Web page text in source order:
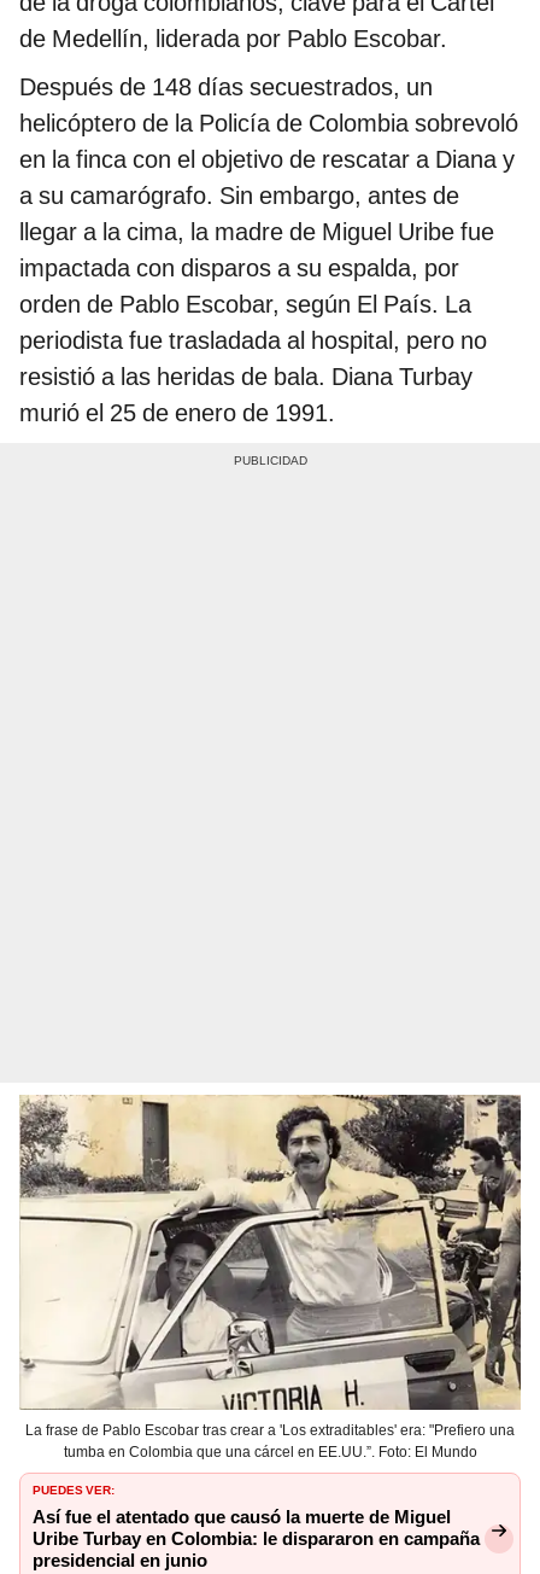
de Medellín, liderada por Pablo Escobar.
Después de 148 días secuestrados, un
helicóptero de la Policía de Colombia sobrevoló
en la finca con el objetivo de rescatar a Diana y
a su camarógrafo. Sin embargo, antes de
llegar a la cima, la madre de Miguel Uribe fue
impactada con disparos a su espalda, por
orden de Pablo Escobar, según El País. La
periodista fue trasladada al hospital, pero no
resistió a las heridas de bala. Diana Turbay
murió el 25 de enero de 1991.
La frase de Pablo Escobar tras crear a 'Los extraditables' era: "Prefiero una
tumba en Colombia que una cárcel en EE.UU.”. Foto: El Mundo
PUEDES VER:
Así fue el atentado que causó la muerte de Miguel
Uribe Turbay en Colombia: le dispararon en campaña
presidencial en junio